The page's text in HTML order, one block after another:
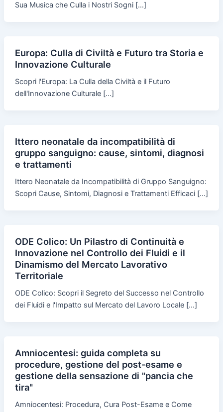
Sua Musica che Culla i Nostri Sogni […]
Europa: Culla di Civiltà e Futuro tra Storia e
Innovazione Culturale
Scopri l'Europa: La Culla della Civiltà e il Futuro
dell'Innovazione Culturale […]
Ittero neonatale da incompatibilità di
gruppo sanguigno: cause, sintomi, diagnosi
e trattamenti
Ittero Neonatale da Incompatibilità di Gruppo Sanguigno:
Scopri Cause, Sintomi, Diagnosi e Trattamenti Efficaci […]
ODE Colico: Un Pilastro di Continuità e
Innovazione nel Controllo dei Fluidi e il
Dinamismo del Mercato Lavorativo
Territoriale
ODE Colico: Scopri il Segreto del Successo nel Controllo
dei Fluidi e l'Impatto sul Mercato del Lavoro Locale […]
Amniocentesi: guida completa su
procedure, gestione del post-esame e
gestione della sensazione di "pancia che
tira"
Amniocentesi: Procedura, Cura Post-Esame e Come